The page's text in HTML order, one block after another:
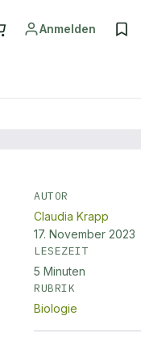
Anmelden
AUTOR
Claudia Krapp
17. November 2023
LESEZEIT
5 Minuten
RUBRIK
Biologie